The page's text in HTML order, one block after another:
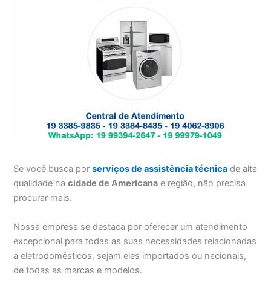
Se você busca porserviços de assistência técnica de alta
qualidade nacidade de Americana e região, não precisa
procurar mais.
Nossa empresa se destaca por oferecer um atendimento
excepcional para todas as suas necessidades relacionadas
a eletrodomésticos, sejam eles importados ou nacionais,
de todas as marcas e modelos.